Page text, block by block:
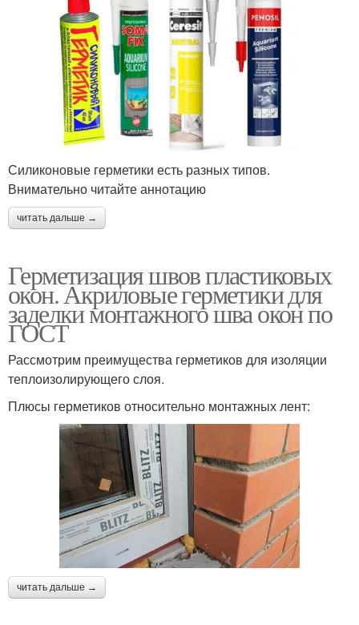
Силиконовые герметики есть разных типов.
Внимательно читайте аннотацию
читать дальше →
Герметизация швов пластиковых
окон. Акриловые герметики для
заделки монтажного шва окон по
ГОСТ
Рассмотрим преимущества герметиков для изоляции
теплоизолирующего слоя.
Плюсы герметиков относительно монтажных лент:
читать дальше →